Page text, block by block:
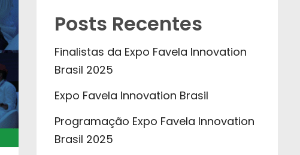
Posts Recentes
Finalistas da Expo Favela Innovation
Brasil 2025
Expo Favela Innovation Brasil
Programação Expo Favela Innovation
Brasil 2025